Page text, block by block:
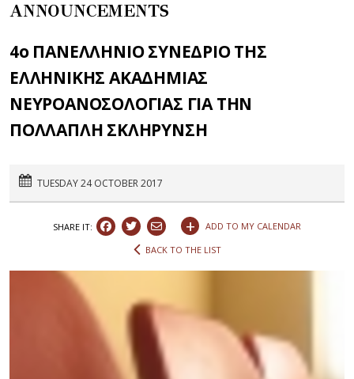
ANNOUNCEMENTS
4ο ΠΑΝΕΛΛΗΝΙΟ ΣΥΝΕΔΡΙΟ ΤΗΣ
ΕΛΛΗΝΙΚΗΣ ΑΚΑΔΗΜΙΑΣ
ΝΕΥΡΟΑΝΟΣΟΛΟΓΙΑΣ ΓΙΑ ΤΗΝ
ΠΟΛΛΑΠΛΗ ΣΚΛΗΡΥΝΣΗ
TUESDAY 24 OCTOBER 2017
SHARE IT: +
ADD TO MY CALENDAR
BACK TO THE LIST